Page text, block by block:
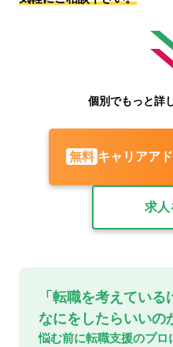
個別でもっと詳
無料 キャリアア
求人
「転職を考えてい
なにをしたらいいの
悩む前に転職支援のプロ